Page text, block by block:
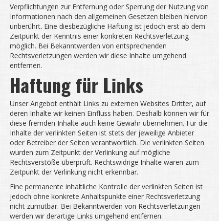
Verpflichtungen zur Entfernung oder Sperrung der Nutzung von
Informationen nach den allgemeinen Gesetzen bleiben hiervon
unberührt. Eine diesbezügliche Haftung ist jedoch erst ab dem
Zeitpunkt der Kenntnis einer konkreten Rechtsverletzung
möglich. Bei Bekanntwerden von entsprechenden
Rechtsverletzungen werden wir diese Inhalte umgehend
entfernen.
Haftung für Links
Unser Angebot enthält Links zu externen Websites Dritter, auf
deren Inhalte wir keinen Einfluss haben. Deshalb können wir für
diese fremden Inhalte auch keine Gewähr übernehmen. Für die
Inhalte der verlinkten Seiten ist stets der jeweilige Anbieter
oder Betreiber der Seiten verantwortlich. Die verlinkten Seiten
wurden zum Zeitpunkt der Verlinkung auf mögliche
Rechtsverstöße überprüft. Rechtswidrige Inhalte waren zum
Zeitpunkt der Verlinkung nicht erkennbar.
Eine permanente inhaltliche Kontrolle der verlinkten Seiten ist
jedoch ohne konkrete Anhaltspunkte einer Rechtsverletzung
nicht zumutbar. Bei Bekanntwerden von Rechtsverletzungen
werden wir derartige Links umgehend entfernen.